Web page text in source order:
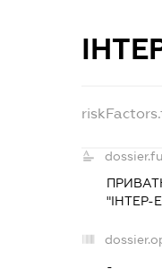
"ІНТЕР-
-